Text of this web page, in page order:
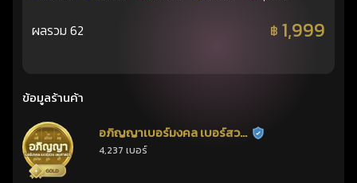
ผลรวม 62 ฿ 1,999
ข้อมูลร้านค้า
อภิญญาเบอร์มงคล เบอร์สวย
เลขศาสตร์
ร้านยืนยันแล้ว
4,237 เบอร์